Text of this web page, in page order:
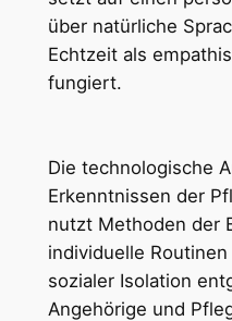
über natürliche
Echtzeit als
fungiert.
Die technologische
Erkenntnissen der
nutzt Methoden der
individuelle
sozialer Isolation
Angehörige und